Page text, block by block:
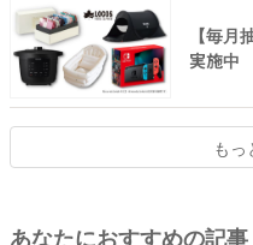
【毎月
実施中
もっ
あなたにおすすめの記事